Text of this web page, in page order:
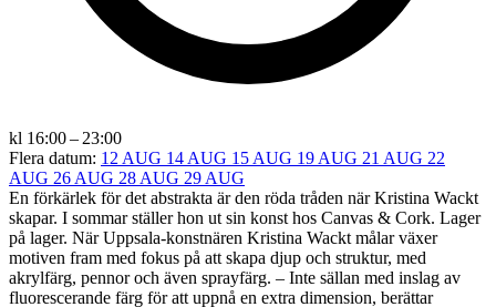
kl 16:00 – 23:00
Flera datum: 12 AUG 14 AUG 15 AUG 19 AUG 21 AUG 22
AUG 26 AUG 28 AUG 29 AUG
En förkärlek för det abstrakta är den röda tråden när Kristina Wackt
skapar. I sommar ställer hon ut sin konst hos Canvas & Cork. Lager
på lager. När Uppsala-konstnären Kristina Wackt målar växer
motiven fram med fokus på att skapa djup och struktur, med
akrylfärg, pennor och även sprayfärg. – Inte sällan med inslag av
fluorescerande färg för att uppnå en extra dimension, berättar